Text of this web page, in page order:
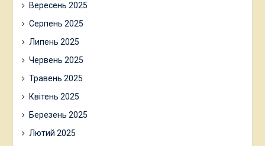
Вересень 2025
Серпень 2025
Липень 2025
Червень 2025
Травень 2025
Квітень 2025
Березень 2025
Лютий 2025